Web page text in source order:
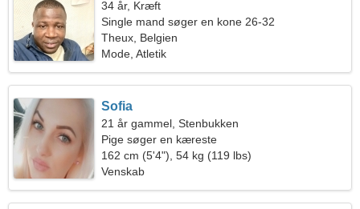
34 år, Kræft
Single mand søger en kone 26-32
Theux, Belgien
Mode, Atletik
Sofia
21 år gammel, Stenbukken
Pige søger en kæreste
162 cm (5'4"), 54 kg (119 lbs)
Venskab